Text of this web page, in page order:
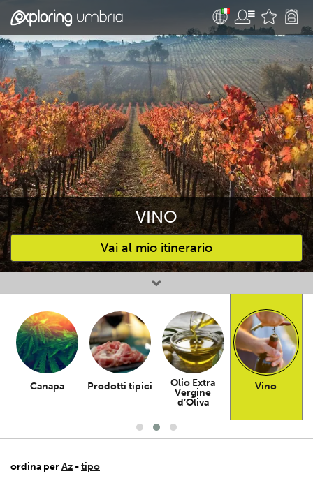
VINO
Vai al mio itinerario
Attività preferite
Canapa Prodotti tipici
Olio Extra
Vergine
d’Oliva
Vino
ordina perAz -tipo